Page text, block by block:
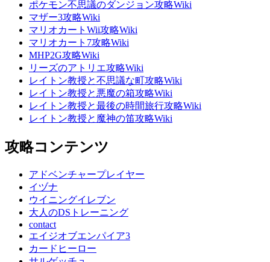
ポケモン不思議のダンジョン攻略Wiki
マザー3攻略Wiki
マリオカートWii攻略Wiki
マリオカート7攻略Wiki
MHP2G攻略Wiki
リーズのアトリエ攻略Wiki
レイトン教授と不思議な町攻略Wiki
レイトン教授と悪魔の箱攻略Wiki
レイトン教授と最後の時間旅行攻略Wiki
レイトン教授と魔神の笛攻略Wiki
攻略コンテンツ
アドベンチャープレイヤー
イヅナ
ウイニングイレブン
大人のDSトレーニング
contact
エイジオブエンパイア3
カードヒーロー